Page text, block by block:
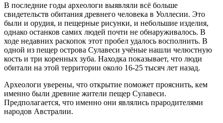
В последние годы археологи выявляли всё больше
свидетельств обитания древнего человека в Уоллесии. Это
были и орудия, и пещерные рисунки, и небольшие изделия,
однако останков самих людей почти не обнаруживалось. В
ходе недавних раскопок этот пробел удалось восполнить. В
одной из пещер острова Сулавеси учёные нашли челюстную
кость и три коренных зуба. Находка показывает, что люди
обитали на этой территории около 16-25 тысяч лет назад.
Археологи уверены, что открытие поможет прояснить, кем
именно были древние жители пещер Сулавеси.
Предполагается, что именно они являлись прародителями
народов Австралии.